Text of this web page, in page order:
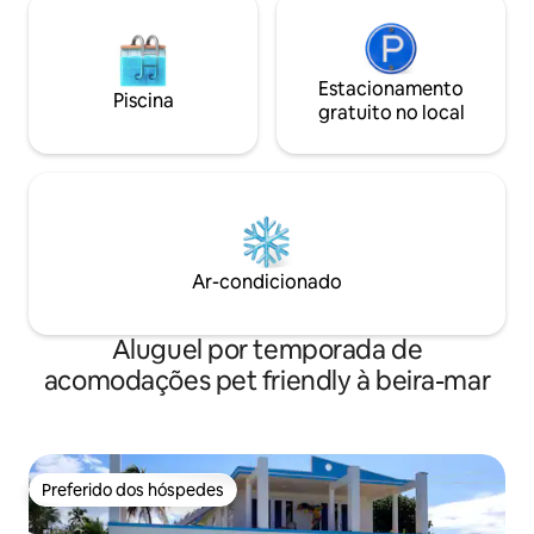
Piscina
Estacionamento
gratuito no local
Ar-condicionado
Aluguel por temporada de
acomodações pet friendly à beira-mar
Preferido dos hóspedes
Preferido dos hóspedes